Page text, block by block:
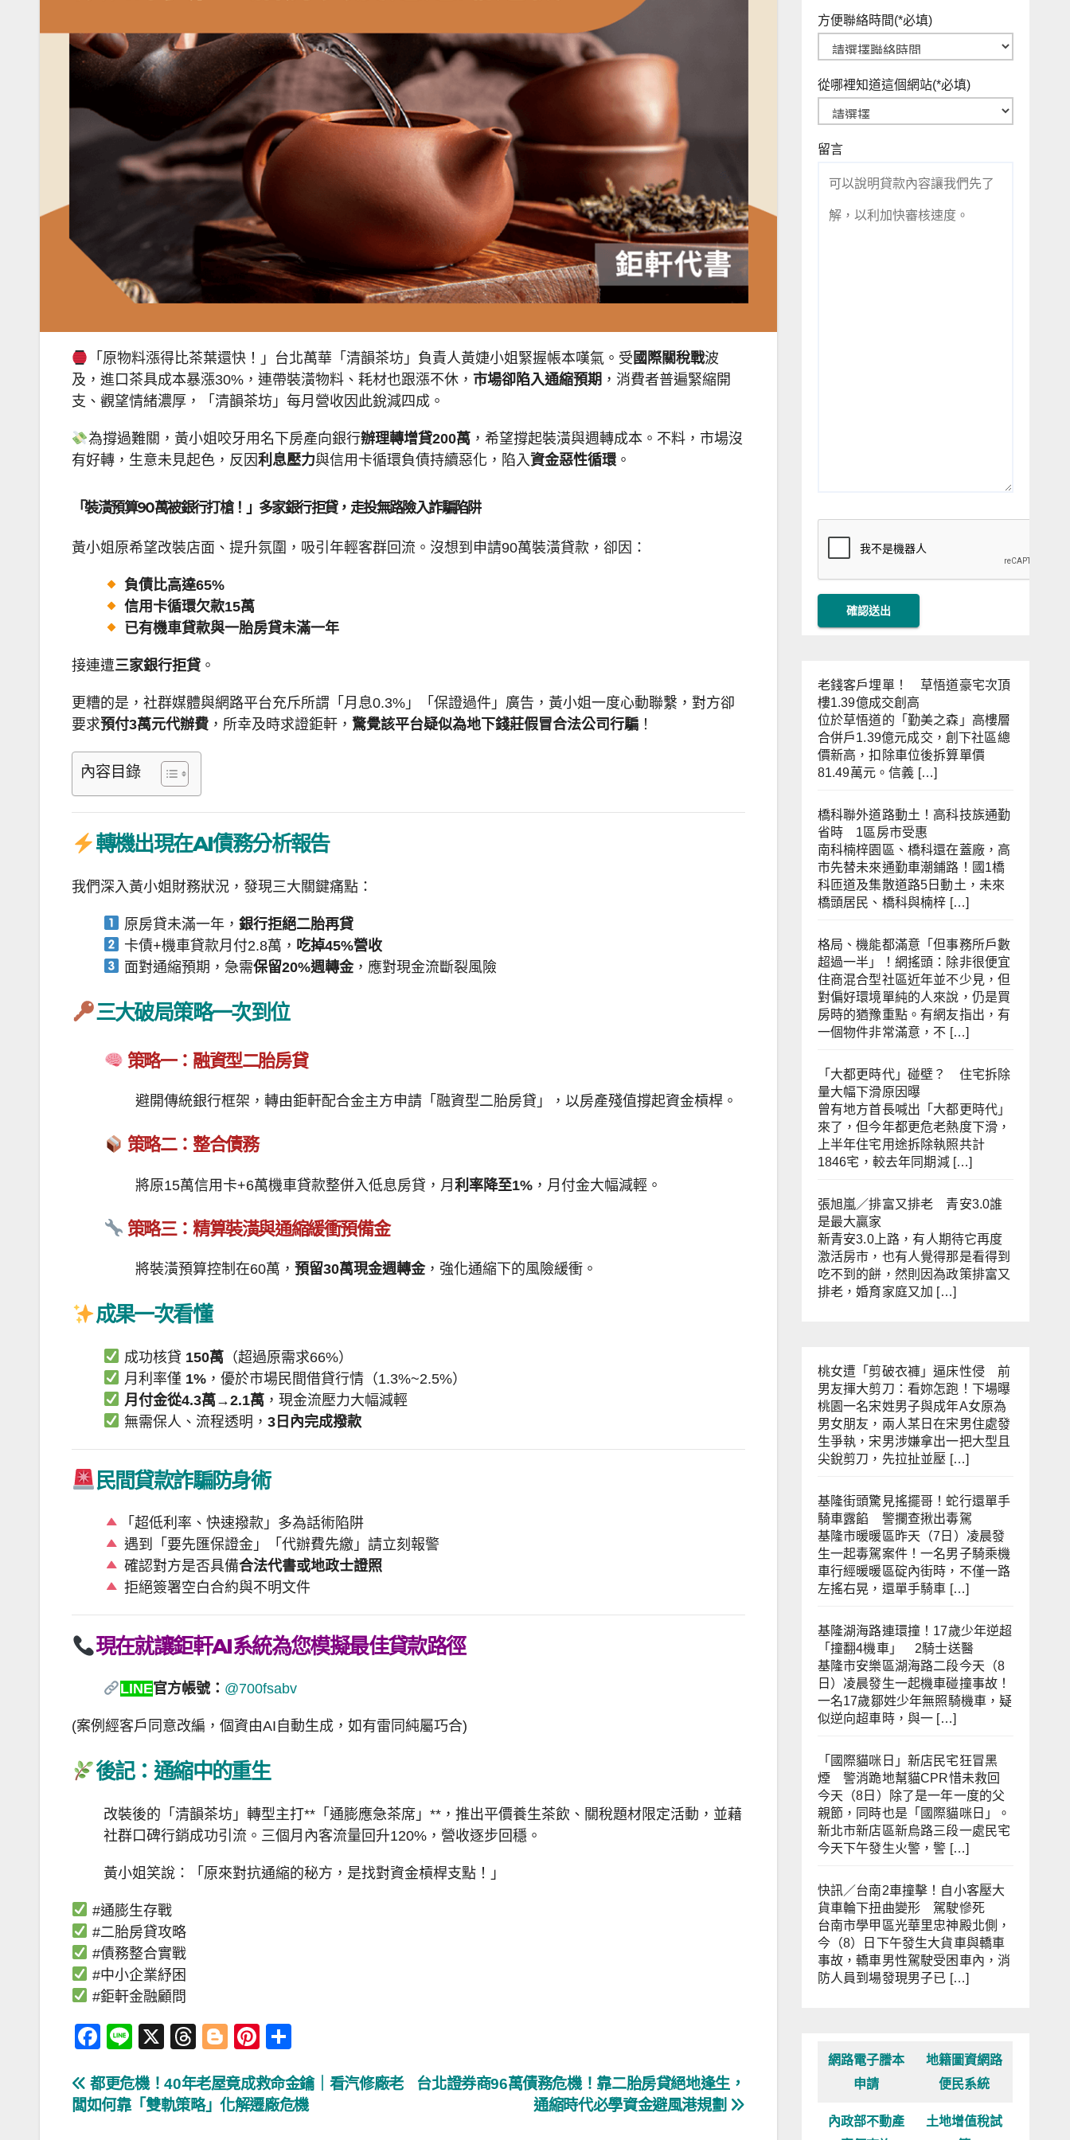
「原物料漲得比茶葉還快！」台北萬華「清韻茶坊」負責人黃婕小姐緊握帳本嘆氣。受 國際關稅戰波
及，進口茶具成本暴漲30%，連帶裝潢物料、耗材也跟漲不休， 市場卻陷入通縮預期 ，消費者普遍緊縮開
支、觀望情緒濃厚，「清韻茶坊」每月營收因此銳減四成。
為撐過難關，黃小姐咬牙用名下房產向銀行辦理轉增貸200萬，希望撐起裝潢與週轉成本。不料，市場沒
有好轉，生意未見起色，反因利息壓力與信用卡循環負債持續惡化，陷入資金惡性循環 。
「裝潢預算90萬被銀行打槍！」多家銀行拒貸，走投無路險入詐騙陷阱
黃小姐原希望改裝店面、提升氛圍，吸引年輕客群回流。沒想到申請90萬裝潢貸款，卻因：
負債比高達65%
信用卡循環欠款15萬
已有機車貸款與一胎房貸未滿一年
接連遭三家銀行拒貸 。
更糟的是，社群媒體與網路平台充斥所謂「月息0.3%」「保證過件」廣告，黃小姐一度心動聯繫，對方卻
要求預付3萬元代辦費 ，所幸及時求證鉅軒， 驚覺該平台疑似為地下錢莊假冒合法公司行騙 ！
內容目錄
轉機出現在AI債務分析報告
我們深入黃小姐財務狀況，發現三大關鍵痛點：
原房貸未滿一年， 銀行拒絕二胎再貸
卡債+機車貸款月付2.8萬， 吃掉45%營收
面對通縮預期，急需保留20%週轉金，應對現金流斷裂風險
三大破局策略一次到位
策略一：融資型二胎房貸
避開傳統銀行框架，轉由鉅軒配合金主方申請「融資型二胎房貸」，以房產殘值撐起資金槓桿。
策略二：整合債務
將原15萬信用卡+6萬機車貸款整併入低息房貸，月 利率降至1% ，月付金大幅減輕。
策略三：精算裝潢與通縮緩衝預備金
將裝潢預算控制在60萬， 預留30萬現金週轉金，強化通縮下的風險緩衝。
成果一次看懂
成功核貸 150萬（超過原需求66%）
月利率僅 1%，優於市場民間借貸行情（1.3%~2.5%）
月付金從4.3萬→2.1萬，現金流壓力大幅減輕
無需保人、流程透明， 3日內完成撥款
民間貸款詐騙防身術
「超低利率、快速撥款」多為話術陷阱
遇到「要先匯保證金」「代辦費先繳」請立刻報警
確認對方是否具備合法代書或地政士證照
拒絕簽署空白合約與不明文件
現在就讓鉅軒AI系統為您模擬最佳貸款路徑
LINE官方帳號： @700fsabv
(案例經客戶同意改編，個資由AI自動生成，如有雷同純屬巧合)
後記：通縮中的重生
改裝後的「清韻茶坊」轉型主打**「通膨應急茶席」**，推出平價養生茶飲、關稅題材限定活動，並藉
社群口碑行銷成功引流。三個月內客流量回升120%，營收逐步回穩。
黃小姐笑說：「原來對抗通縮的秘方，是找對資金槓桿支點！」
#通膨生存戰
#二胎房貸攻略
#債務整合實戰
#中小企業紓困
#鉅軒金融顧問
F
c
e
Li
e
X
T
e
a
Bl
g
g
Pi
er
e
文
章
台北證券商96萬債務危機！靠二胎房貸絕地逢生，
通縮時代必學資金避風港規劃
都更危機！40年老屋竟成救命金鑰｜看汽修廠老
闆如何靠「雙軌策略」化解遷廠危機
方便聯絡時間(*必填)
從哪裡知道這個網站(*必填)
留言
老錢客戶埋單！ 草悟道豪宅次頂
樓1.39億成交創高
位於草悟道的「勤美之森」高樓層
合併戶1.39億元成交，創下社區總
價新高，扣除車位後拆算單價
81.49萬元。信義 […]
橋科聯外道路動土！高科技族通勤
省時 1區房市受惠
南科楠梓園區、橋科還在蓋廠，高
市先替未來通勤車潮鋪路！國1橋
科匝道及集散道路5日動土，未來
橋頭居民、橋科與楠梓 […]
格局、機能都滿意「但事務所戶數
超過一半」！網搖頭：除非很便宜
住商混合型社區近年並不少見，但
對偏好環境單純的人來說，仍是買
房時的猶豫重點。有網友指出，有
一個物件非常滿意，不 […]
「大都更時代」碰壁？ 住宅拆除
量大幅下滑原因曝
曾有地方首長喊出「大都更時代」
來了，但今年都更危老熱度下滑，
上半年住宅用途拆除執照共計
1846宅，較去年同期減 […]
張旭嵐／排富又排老 青安3.0誰
是最大贏家
新青安3.0上路，有人期待它再度
激活房市，也有人覺得那是看得到
吃不到的餅，然則因為政策排富又
排老，婚育家庭又加 […]
桃女遭「剪破衣褲」逼床性侵 前
男友揮大剪刀：看妳怎跑！下場曝
桃園一名宋姓男子與成年A女原為
男女朋友，兩人某日在宋男住處發
生爭執，宋男涉嫌拿出一把大型且
尖銳剪刀，先拉扯並壓 […]
基隆街頭驚見搖擺哥！蛇行還單手
騎車露餡 警攔查揪出毒駕
基隆市暖暖區昨天（7日）凌晨發
生一起毒駕案件！一名男子騎乘機
車行經暖暖區碇內街時，不僅一路
左搖右晃，還單手騎車 […]
基隆湖海路連環撞！17歲少年逆超
「撞翻4機車」 2騎士送醫
基隆市安樂區湖海路二段今天（8
日）凌晨發生一起機車碰撞事故！
一名17歲鄒姓少年無照騎機車，疑
似逆向超車時，與一 […]
「國際貓咪日」新店民宅狂冒黑
煙 警消跪地幫貓CPR惜未救回
今天（8日）除了是一年一度的父
親節，同時也是「國際貓咪日」。
新北市新店區新烏路三段一處民宅
今天下午發生火警，警 […]
快訊／台南2車撞擊！自小客壓大
貨車輪下扭曲變形 駕駛慘死
台南市學甲區光華里忠神殿北側，
今（8）日下午發生大貨車與轎車
事故，轎車男性駕駛受困車內，消
防人員到場發現男子已 […]
網路電子謄本
申請
地籍圖資網路
便民系統
內政部不動產
土地增值稅試